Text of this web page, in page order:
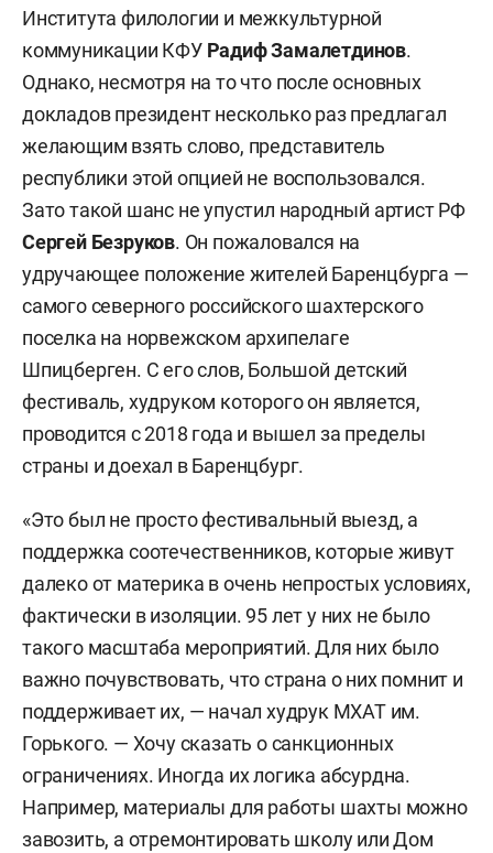
Института филологии и межкультурной
коммуникации КФУ Радиф Замалетдинов.
Однако, несмотря на то что после основных
докладов президент несколько раз предлагал
желающим взять слово, представитель
республики этой опцией не воспользовался.
Зато такой шанс не упустил народный артист РФ
Сергей Безруков. Он пожаловался на
удручающее положение жителей Баренцбурга —
самого северного российского шахтерского
поселка на норвежском архипелаге
Шпицберген. С его слов, Большой детский
фестиваль, худруком которого он является,
проводится с 2018 года и вышел за пределы
страны и доехал в Баренцбург.
«Это был не просто фестивальный выезд, а
поддержка соотечественников, которые живут
далеко от материка в очень непростых условиях,
фактически в изоляции. 95 лет у них не было
такого масштаба мероприятий. Для них было
важно почувствовать, что страна о них помнит и
поддерживает их, — начал худрук МХАТ им.
Горького. — Хочу сказать о санкционных
ограничениях. Иногда их логика абсурдна.
Например, материалы для работы шахты можно
завозить, а отремонтировать школу или Дом